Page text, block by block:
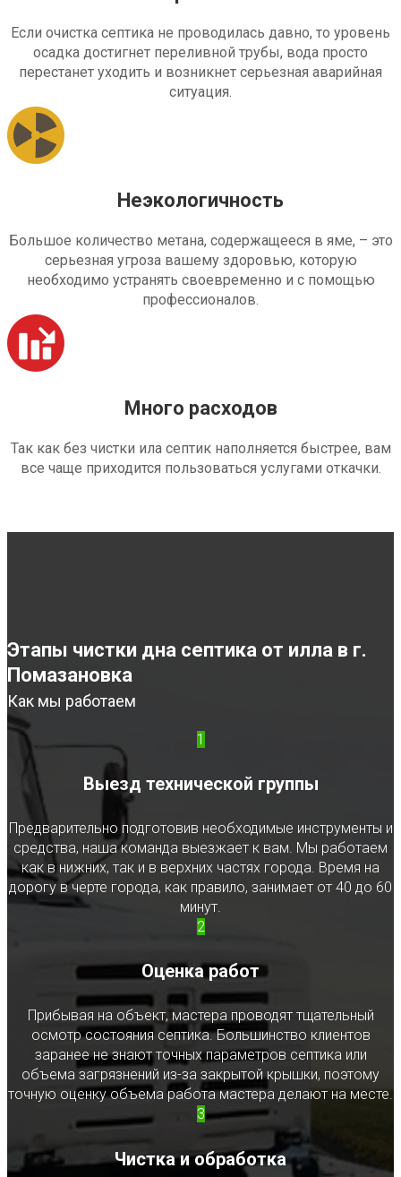
Если очистка септика не проводилась давно, то уровень
осадка достигнет переливной трубы, вода просто
перестанет уходить и возникнет серьезная аварийная
ситуация.
Неэкологичность
Большое количество метана, содержащееся в яме, – это
серьезная угроза вашему здоровью, которую
необходимо устранять своевременно и с помощью
профессионалов.
Много расходов
Так как без чистки ила септик наполняется быстрее, вам
все чаще приходится пользоваться услугами откачки.
Этапы чистки дна септика от илла в г.
Помазановка
Как мы работаем
1
Выезд технической группы
Предварительно подготовив необходимые инструменты и
средства, наша команда выезжает к вам. Мы работаем
как в нижних, так и в верхних частях города. Время на
дорогу в черте города, как правило, занимает от 40 до 60
минут.
2
Оценка работ
Прибывая на объект, мастера проводят тщательный
осмотр состояния септика. Большинство клиентов
заранее не знают точных параметров септика или
объема загрязнений из-за закрытой крышки, поэтому
точную оценку объема работа мастера делают на месте.
3
Чистка и обработка